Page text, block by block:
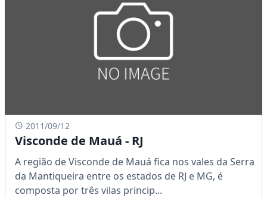
2011/09/12
Visconde de Mauá - RJ
A região de Visconde de Mauá fica nos vales da Serra
da Mantiqueira entre os estados de RJ e MG, é
composta por três vilas princip...